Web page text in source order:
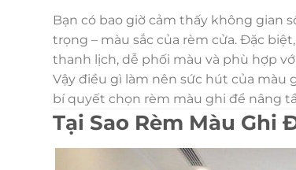
Bạn có bao giờ cảm thấy không gian
trọng – màu sắc của rèm cửa. Đặc
thanh lịch, dễ phối màu và phù hợp
Vậy điều gì làm nên sức hút của màu
bí quyết chọn rèm màu ghi để nâng
Tại Sao Rèm Màu Ghi